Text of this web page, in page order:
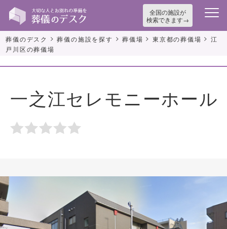
全国の施設が
検索できます
葬儀のデスク >葬儀の施設を探す >葬儀場 >東京都の葬儀場 >江
戸川区の葬儀場
一之江セレモニーホール